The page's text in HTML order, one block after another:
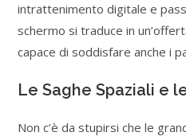
intrattenimento digitale e
schermo si traduce in
capace di soddisfare anche i
Le Saghe Spaziali e
Non c’è da stupirsi che le